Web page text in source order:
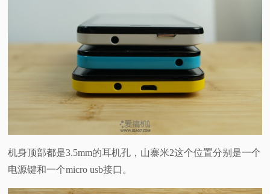
机身顶部都是3.5mm的耳机孔，山寨米2这个位置分别是一个
电源键和一个micro usb接口。